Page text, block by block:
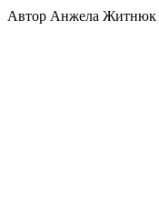
Автор Анжела Житнюк